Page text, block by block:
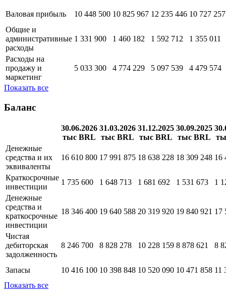
Валовая прибыль 10 448 500 10 825 967 12 235 446 10 727 257
Общие и
административные
расходы
1 331 900 1 460 182 1 592 712 1 355 011
Расходы на
продажу и
маркетинг
5 033 300 4 774 229 5 097 539 4 479 574
Показать все
Баланс
30.06.2026
тыс BRL
31.03.2026
тыс BRL
31.12.2025
тыс BRL
30.09.2025
тыс BRL
Денежные
средства и их
эквиваленты
16 610 800 17 991 875 18 638 228 18 309 248 16
Краткосрочные
инвестиции
1 735 600 1 648 713 1 681 692 1 531 673
1
Денежные
средства и
краткосрочные
инвестиции
18 346 400 19 640 588 20 319 920 19 840 921 17
Чистая
дебиторская
задолженность
8 246 700 8 828 278 10 228 159 8 878 621 8
Запасы 10 416 100 10 398 848 10 520 090 10 471 858 11
Показать все